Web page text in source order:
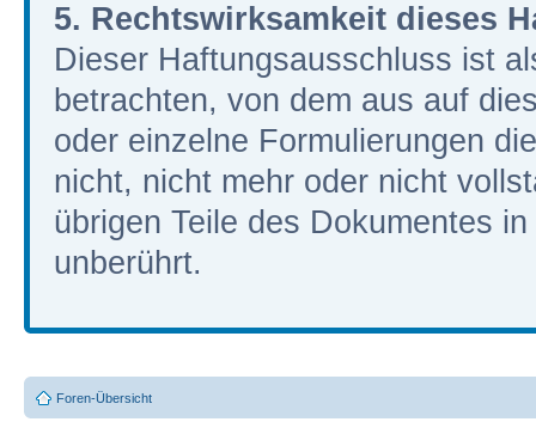
5. Rechtswirksamkeit dieses
Dieser Haftungsausschluss ist
betrachten, von dem aus auf
oder einzelne Formulierungen
nicht, nicht mehr oder nicht
übrigen Teile des Dokumentes
unberührt.
Foren-Übersicht